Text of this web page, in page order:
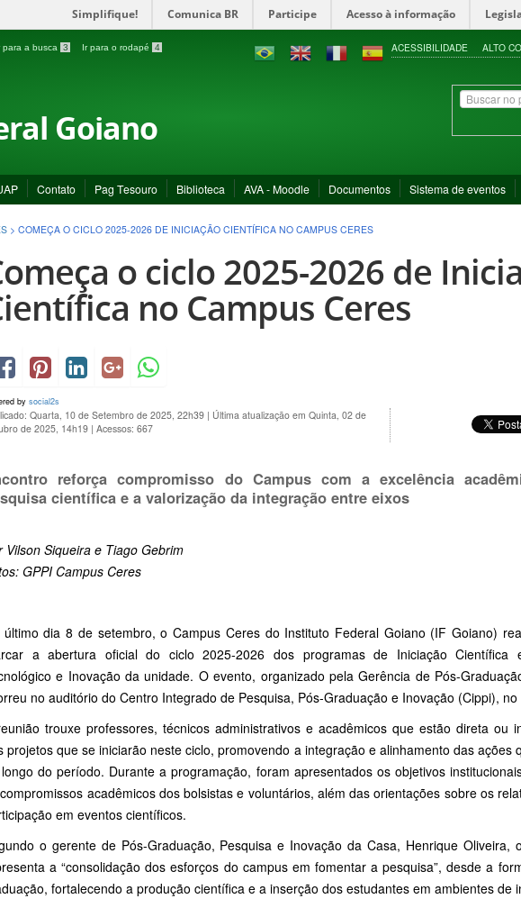
Simplifique! Comunica BR Participe Acesso à informação
para a busca 3 Ir para o rodapé 4 ACESSIBILIDADE ALTO
Goiano
Contato Pag Tesouro Biblioteca AVA - Moodle Documentos Sistema de eventos
> COMEÇA O CICLO 2025-2026 DE INICIAÇÃO CIENTÍFICA NO CAMPUS CERES
o ciclo 2025-2026 de
no Campus Ceres
by social2s
Quarta, 10 de Setembro de 2025, 22h39 | Última atualização em Quinta, 02 de
de 2025, 14h19 | Acessos: 667
reforça compromisso do Campus com a excelência
científica e a valorização da integração entre eixos
Vilson Siqueira e Tiago Gebrim
GPPI Campus Ceres
último dia 8 de setembro, o Campus Ceres do Instituto Federal Goiano (IF Goiano)
a abertura oficial do ciclo 2025-2026 dos programas de Iniciação Científica
e Inovação da unidade. O evento, organizado pela Gerência de Pós-
no auditório do Centro Integrado de Pesquisa, Pós-Graduação e Inovação (Cippi),
trouxe professores, técnicos administrativos e acadêmicos que estão direta ou
projetos que se iniciarão neste ciclo, promovendo a integração e alinhamento das ações
do período. Durante a programação, foram apresentados os objetivos
acadêmicos dos bolsistas e voluntários, além das orientações sobre os
em eventos científicos.
o gerente de Pós-Graduação, Pesquisa e Inovação da Casa, Henrique Oliveira,
a “consolidação dos esforços do campus em fomentar a pesquisa”, desde a
fortalecendo a produção científica e a inserção dos estudantes em ambientes de